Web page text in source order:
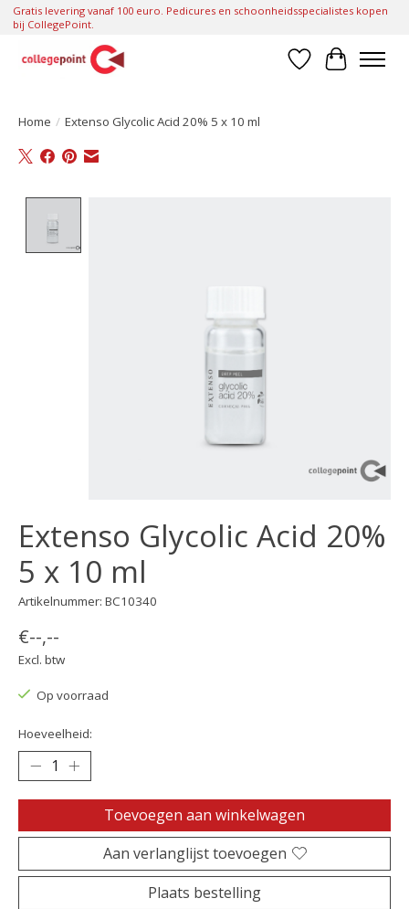
Gratis levering vanaf 100 euro. Pedicures en schoonheidsspecialistes kopen
bij CollegePoint.
Verlanglijst
Home / Extenso Glycolic Acid 20% 5 x 10 ml
Extenso Glycolic Acid 20%
5 x 10 ml
Artikelnummer: BC10340
€--,--
Excl. btw
Op voorraad
Hoeveelheid:
Toevoegen aan winkelwagen
Aan verlanglijst toevoegen
Plaats bestelling